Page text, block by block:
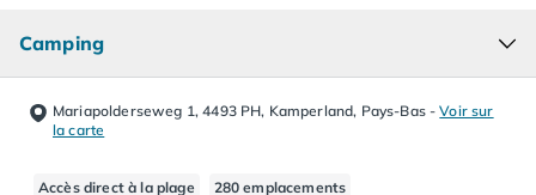
Camping Sanguinet
Camping Seignosse
Camping Vieux Boucau les Bains
Camping Pyrénées Atlantiques
Camping Biarritz
Camping
Mariapolderseweg 1, 4493 PH, Kamperland, Pays-Bas-Voir sur
la carte
Accès direct à la plage 280 emplacements